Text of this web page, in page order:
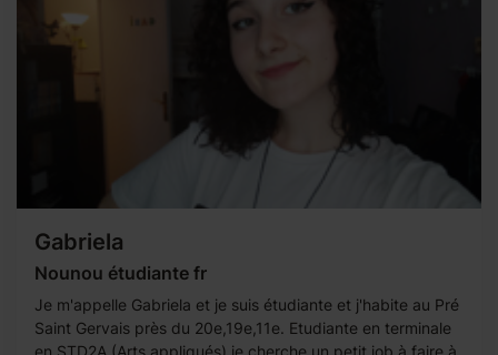
Gabriela
Nounou étudiante fr
Je m'appelle Gabriela et je suis étudiante et j'habite au Pré
Saint Gervais près du 20e,19e,11e. Etudiante en terminale
en STD2A (Arts appliqués) je cherche un petit job à faire à